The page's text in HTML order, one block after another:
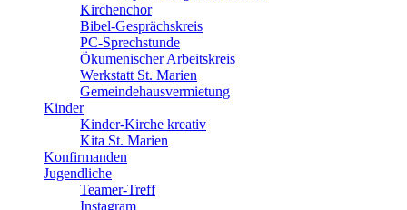
Kirchenchor
Bibel-Gesprächskreis
PC-Sprechstunde
Ökumenischer Arbeitskreis
Werkstatt St. Marien
Gemeindehausvermietung
Kinder
Kinder-Kirche kreativ
Kita St. Marien
Konfirmanden
Jugendliche
Teamer-Treff
Instagram